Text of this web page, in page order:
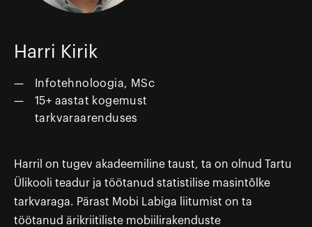
Harri Kirik
Infotehnoloogia, MSc
15+ aastat kogemust
tarkvaraarenduses
Harril on tugev akadeemiline taust, ta on olnud Tartu
Ülikooli teadur ja töötanud statistilise masintõlke
tarkvaraga. Pärast Mobi Labiga liitumist on ta
töötanud ärikriitiliste mobiilirakenduste